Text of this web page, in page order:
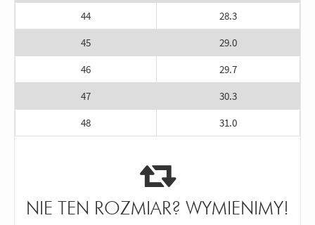
44
28.3
45
29.0
46
29.7
47
30.3
48
31.0
NIE TEN ROZMIAR? WYMIENIMY!